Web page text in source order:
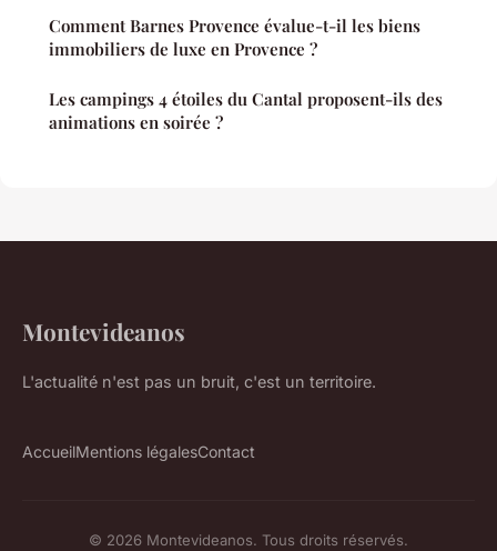
Comment Barnes Provence évalue-t-il les biens
immobiliers de luxe en Provence ?
Les campings 4 étoiles du Cantal proposent-ils des
animations en soirée ?
Montevideanos
L'actualité n'est pas un bruit, c'est un territoire.
AccueilMentions légalesContact
© 2026 Montevideanos. Tous droits réservés.